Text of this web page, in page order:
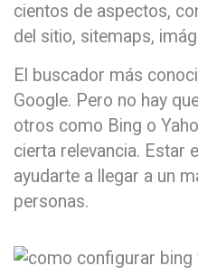
cientos de aspectos,
del sitio, sitemaps,
El buscador más
Google. Pero no hay
otros como Bing o
cierta relevancia. Estar
ayudarte a llegar a un
personas.